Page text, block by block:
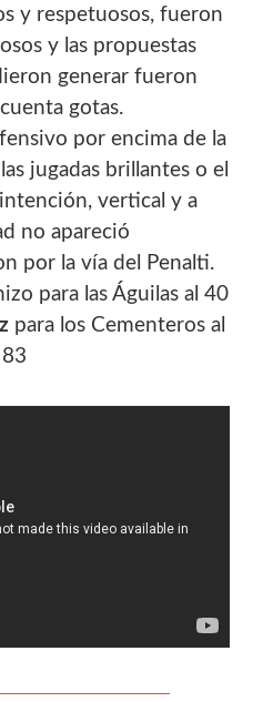
y respetuosos, fueron
y las propuestas
generar fueron
gotas.
por encima de la
jugadas brillantes o el
vertical y a
no apareció
por la vía del Penalti.
para las Águilas al 40
para los Cementeros al
83